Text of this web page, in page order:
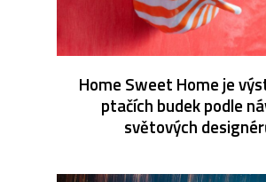
Home Sweet Home je
ptačích budek podle
světových